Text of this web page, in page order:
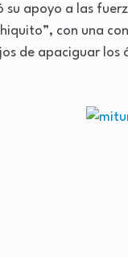
apoyo a las
con una
de apaciguar